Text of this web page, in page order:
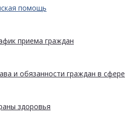
помощь
приема граждан
и обязанности граждан в сфере
здоровья